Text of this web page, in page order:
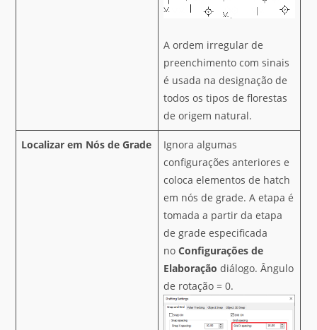
A ordem irregular de
preenchimento com sinais
é usada na designação de
todos os tipos de florestas
de origem natural.
Localizar em Nós de Grade
Ignora algumas
configurações anteriores e
coloca elementos de hatch
em nós de grade. A etapa é
tomada a partir da etapa
de grade especificada
noConfigurações de
Elaboração diálogo. Ângulo
de rotação = 0.